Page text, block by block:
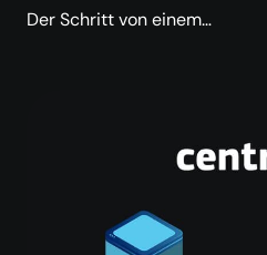
Der Schritt von einem…